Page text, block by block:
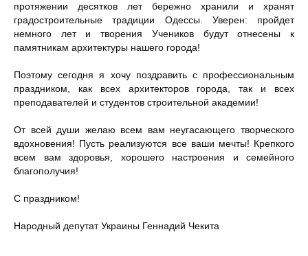
протяжении десятков лет бережно хранили и хранят
градостроительные традиции Одессы. Уверен: пройдет
немного лет и творения Учеников будут отнесены к
памятникам архитектуры нашего города!
Поэтому сегодня я хочу поздравить с профессиональным
праздником, как всех архитекторов города, так и всех
преподавателей и студентов строительной академии!
От всей души желаю всем вам неугасающего творческого
вдохновения! Пусть реализуются все ваши мечты! Крепкого
всем вам здоровья, хорошего настроения и семейного
благополучия!
С праздником!
Народный депутат Украины Геннадий Чекита